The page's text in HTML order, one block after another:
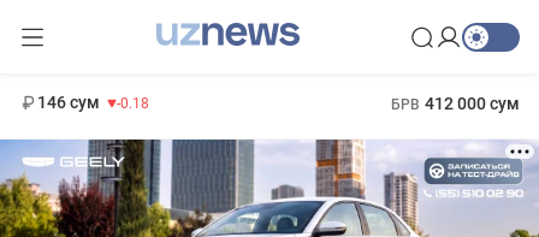
146 сум -0.18 БРВ 412 000 сум